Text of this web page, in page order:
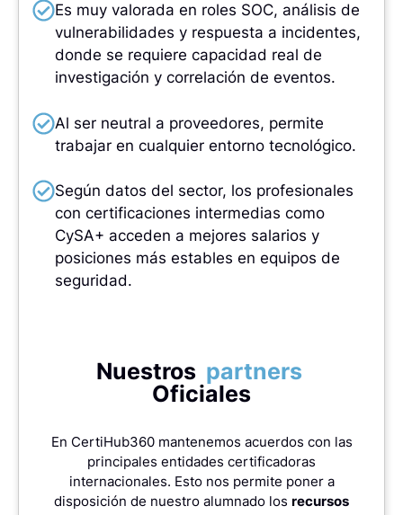
Es muy valorada en roles SOC, análisis de
vulnerabilidades y respuesta a incidentes,
donde se requiere capacidad real de
investigación y correlación de eventos.
Al ser neutral a proveedores, permite
trabajar en cualquier entorno tecnológico.
Según datos del sector, los profesionales
con certificaciones intermedias como
CySA+ acceden a mejores salarios y
posiciones más estables en equipos de
seguridad.
Nuestros partners
Oficiales
En CertiHub360 mantenemos acuerdos con las
principales entidades certificadoras
internacionales. Esto nos permite poner a
disposición de nuestro alumnado los recursos